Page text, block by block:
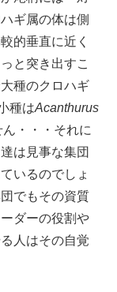
ギ属の体は側
的垂直に近く
と突き出すこ
種のクロハギ
種はAcanthurus
・・・それに
は見事な集団
いるのでしょ
でもその資質
ダーの役割や
人はその自覚